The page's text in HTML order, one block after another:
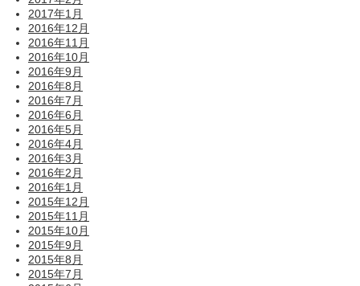
2017年1月
2016年12月
2016年11月
2016年10月
2016年9月
2016年8月
2016年7月
2016年6月
2016年5月
2016年4月
2016年3月
2016年2月
2016年1月
2015年12月
2015年11月
2015年10月
2015年9月
2015年8月
2015年7月